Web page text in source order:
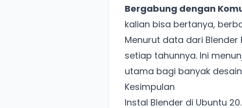
Bergabung dengan
kalian bisa bertanya,
Menurut data dari
setiap tahunnya. Ini
utama bagi banyak
Kesimpulan
Instal Blender di Ubuntu